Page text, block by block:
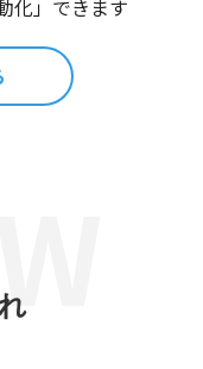
化」できます